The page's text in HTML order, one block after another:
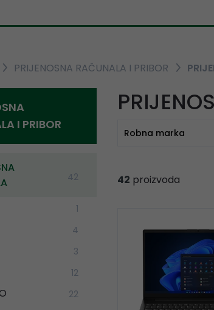
PRIJENOSNA RAČUNALA I PRIBOR
I PRIBOR
42
1
4
3
12
22
Robna marka
42 proizvoda